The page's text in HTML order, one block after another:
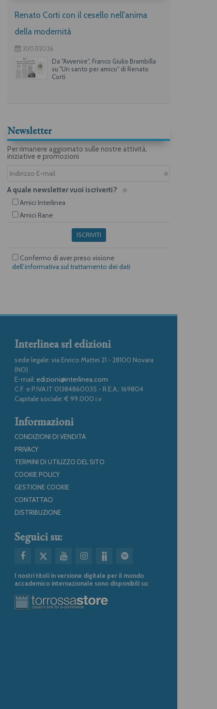
Renato Corti con il cesello nell'anima
della modernità
31/07/2026
Da "Avvenire", Franco Giulio Brambilla
su "Un santo per amico" di Renato
Corti
Newsletter
Per rimanere aggiornato sulle nostre attività,
iniziative e promozioni
A quale newsletter vuoi iscriverti?
Amici Interlinea
Amici Rane
ISCRIVITI
Confermo di aver preso visione
dell’informativa sul trattamento dei dati
Interlinea srl edizioni
sede legale: via Enrico Mattei 21 - 28100 Novara
(NO)
E-mail: edizioni@interlinea.com
C.F. e P.IVA IT 01384860035 - R.E.A.: 169804
Capitale sociale: € 99.000 i.v
Informazioni
CONDIZIONI DI VENDITA
PRIVACY
TERMINI DI UTILIZZO DEL SITO
COOKIE POLICY
GESTIONE COOKIE
CONTATTACI
DISTRIBUZIONE
Seguici su:
I nostri titoli in versione digitale per il mondo
accademico internazionale sono disponibili su: